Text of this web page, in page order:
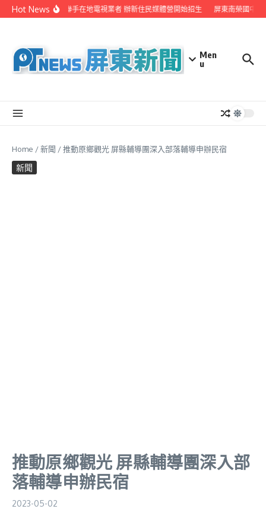
Skip to content
Hot News屏縣府聯手在地電視業者 辦新住民媒體營開始招生 屏東南榮國中
Men
u
Home /新聞 /推動原鄉觀光 屏縣輔導團深入部落輔導申辦民宿
新聞
推動原鄉觀光 屏縣輔導團深入部
落輔導申辦民宿
2023-05-02